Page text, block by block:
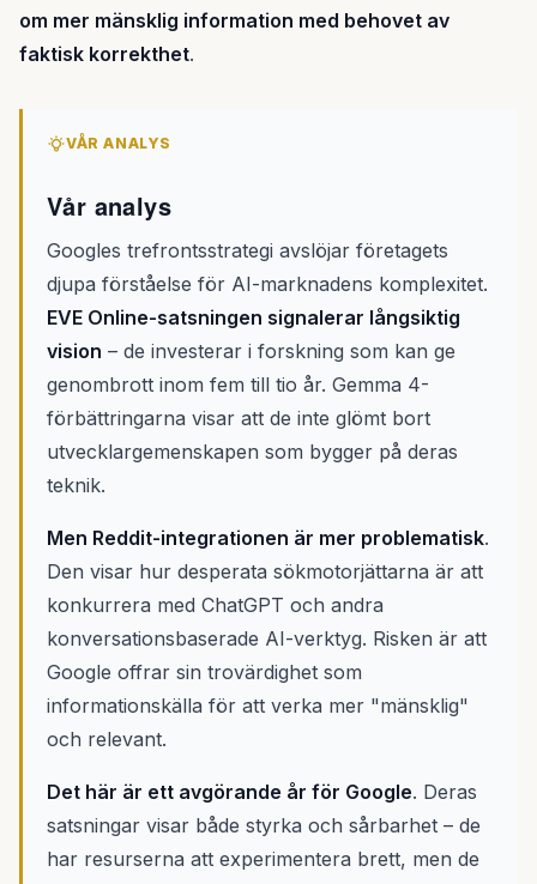
om mer mänsklig information med behovet av
faktisk korrekthet.
VÅR ANALYS
Vår analys
Googles trefrontsstrategi avslöjar företagets
djupa förståelse för AI-marknadens komplexitet.
EVE Online-satsningen signalerar långsiktig
vision – de investerar i forskning som kan ge
genombrott inom fem till tio år. Gemma 4-
förbättringarna visar att de inte glömt bort
utvecklargemenskapen som bygger på deras
teknik.
Men Reddit-integrationen är mer problematisk.
Den visar hur desperata sökmotorjättarna är att
konkurrera med ChatGPT och andra
konversationsbaserade AI-verktyg. Risken är att
Google offrar sin trovärdighet som
informationskälla för att verka mer "mänsklig"
och relevant.
Det här är ett avgörande år för Google. Deras
satsningar visar både styrka och sårbarhet – de
har resurserna att experimentera brett, men de